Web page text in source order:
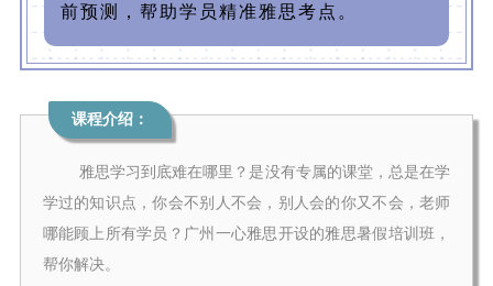
前预测，帮助学员精准雅思考点。
课程介绍：
雅思学习到底难在哪里？是没有专属的课堂，总是在学
学过的知识点，你会不别人不会，别人会的你又不会，老师
哪能顾上所有学员？广州一心雅思开设的雅思暑假培训班，
帮你解决。